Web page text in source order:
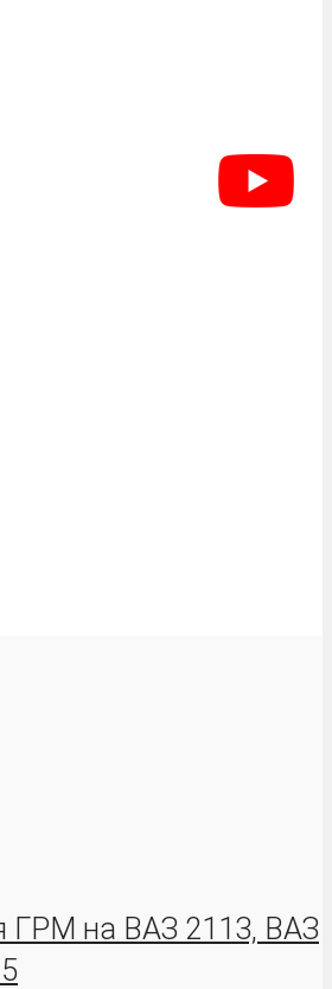
ГРМ на ВАЗ 2113, ВАЗ